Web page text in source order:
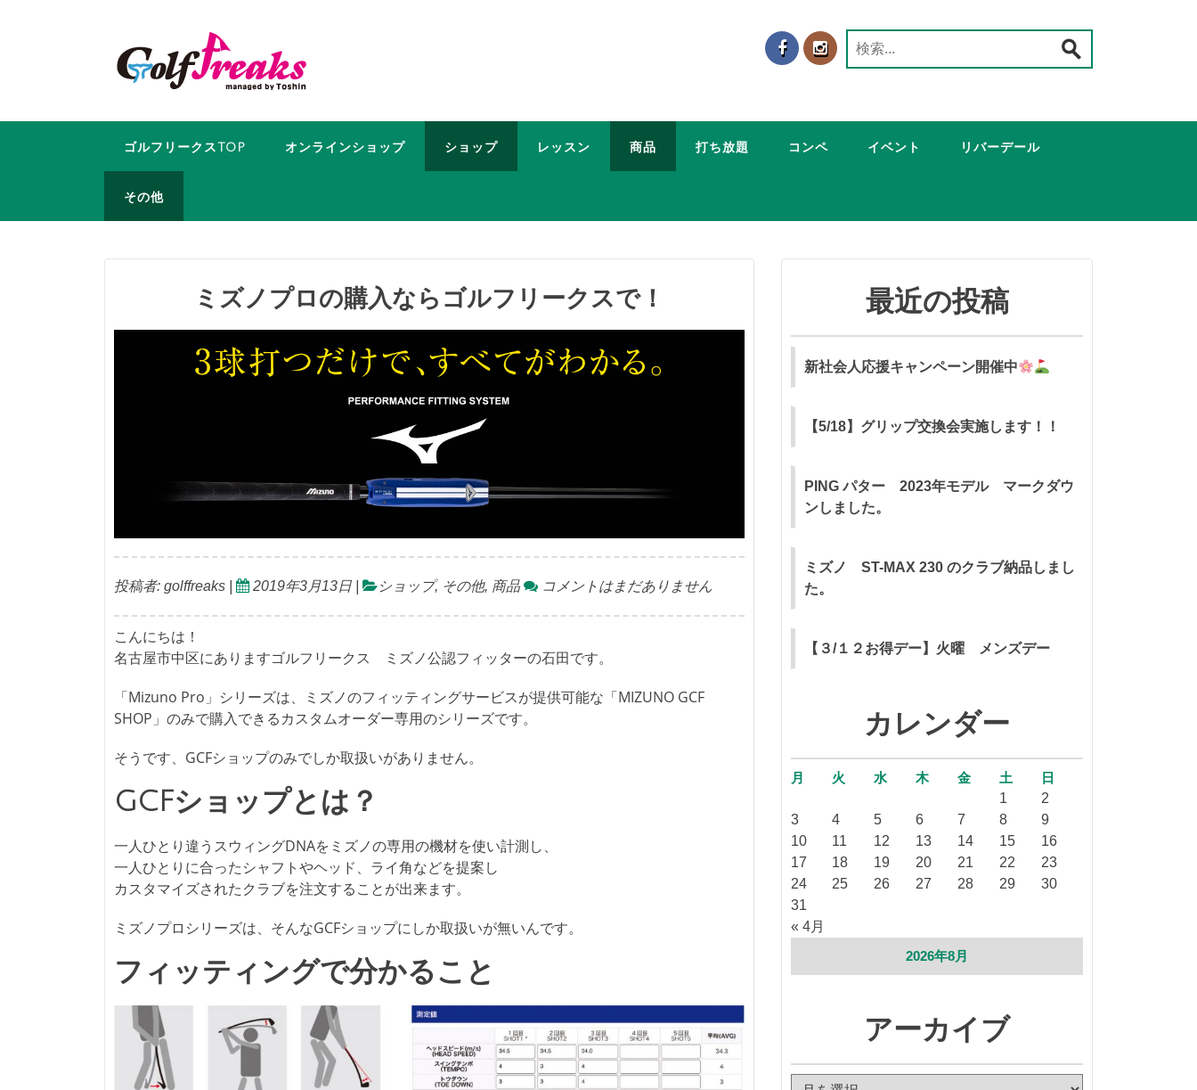
検
索:
ゴルフリークスTOP オンラインショップ ショップ レッスン 商品 打ち放題 コンペ イベント リバーデール
その他
ミズノプロの購入ならゴルフリークスで！
投稿者: golffreaks 2019年3月13日 ショップ, その他, 商品 コメントはまだありません
こんにちは！
名古屋市中区にありますゴルフリークス ミズノ公認フィッターの石田です。
「Mizuno Pro」シリーズは、ミズノのフィッティングサービスが提供可能な「MIZUNO GCF
SHOP」のみで購入できるカスタムオーダー専用のシリーズです。
そうです、GCFショップのみでしか取扱いがありません。
GCFショップとは？
一人ひとり違うスウィングDNAをミズノの専用の機材を使い計測し、
一人ひとりに合ったシャフトやヘッド、ライ角などを提案し
カスタマイズされたクラブを注文することが出来ます。
ミズノプロシリーズは、そんなGCFショップにしか取扱いが無いんです。
フィッティングで分かること
最近の投稿
新社会人応援キャンペーン開催中
【5/18】グリップ交換会実施します！！
PING パター 2023年モデル マークダウ
ンしました。
ミズノ ST-MAX 230 のクラブ納品しまし
た。
【３/１２お得デー】火曜 メンズデー
カレンダー
2026年8月
月 火 水 木 金 土 日
« 4月
1
2
3
4 5 6 7 8
9
10
11 12 13 14 15
16
17
18 19 20 21 22
23
24
25 26 27 28 29
30
31
アーカイブ